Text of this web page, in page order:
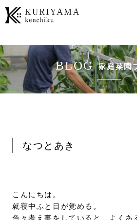
BLOG 家庭菜園
なつとあき
こんにちは。
就寝中ふと目が覚める。
色々考え事をしていると、よくあ